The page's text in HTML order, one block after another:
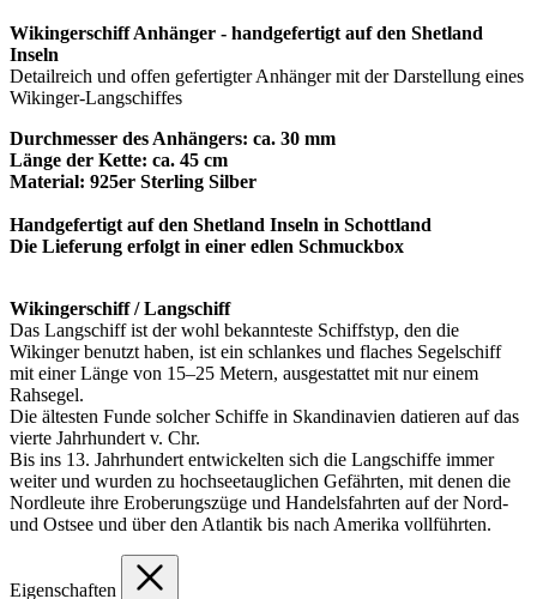
Wikingerschiff Anhänger - handgefertigt auf den Shetland
Inseln
Detailreich und offen gefertigter Anhänger mit der Darstellung eines
Wikinger-Langschiffes
Durchmesser des Anhängers: ca. 30 mm
Länge der Kette: ca. 45 cm
Material: 925er Sterling Silber
Handgefertigt auf den Shetland Inseln in Schottland
Die Lieferung erfolgt in einer edlen Schmuckbox
Wikingerschiff / Langschiff
Das Langschiff ist der wohl bekannteste Schiffstyp, den die
Wikinger benutzt haben, ist ein schlankes und flaches Segelschiff
mit einer Länge von 15–25 Metern, ausgestattet mit nur einem
Rahsegel.
Die ältesten Funde solcher Schiffe in Skandinavien datieren auf das
vierte Jahrhundert v. Chr.
Bis ins 13. Jahrhundert entwickelten sich die Langschiffe immer
weiter und wurden zu hochseetauglichen Gefährten, mit denen die
Nordleute ihre Eroberungszüge und Handelsfahrten auf der Nord-
und Ostsee und über den Atlantik bis nach Amerika vollführten.
Eigenschaften